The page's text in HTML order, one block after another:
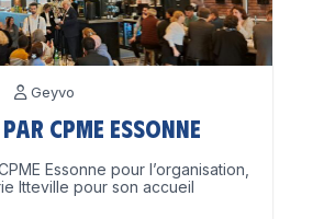
Geyvo
CPME Essonne
Essonne pour l’organisation,
Itteville pour son accueil